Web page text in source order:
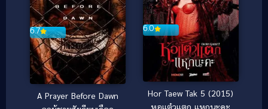
6.7
A Prayer Before Dawn
6.0
Hor Taew Tak 5 (2015)
หอแต๋วแตก แหกนะคะ